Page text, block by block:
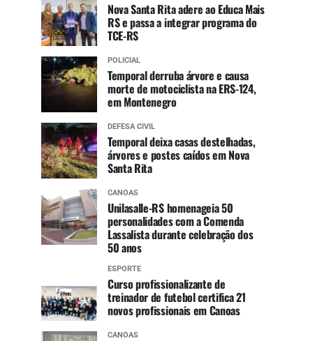
Nova Santa Rita adere ao Educa Mais
RS e passa a integrar programa do
TCE-RS
POLICIAL
Temporal derruba árvore e causa
morte de motociclista na ERS-124,
em Montenegro
DEFESA CIVIL
Temporal deixa casas destelhadas,
árvores e postes caídos em Nova
Santa Rita
CANOAS
Unilasalle-RS homenageia 50
personalidades com a Comenda
Lassalista durante celebração dos
50 anos
ESPORTE
Curso profissionalizante de
treinador de futebol certifica 21
novos profissionais em Canoas
CANOAS